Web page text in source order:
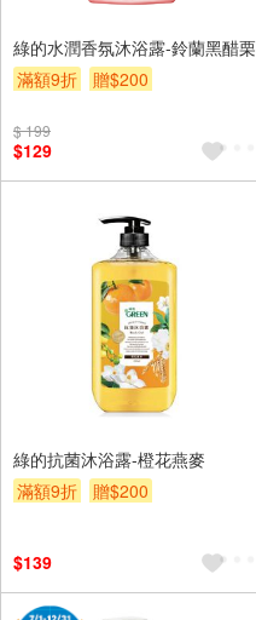
綠的水潤香氛沐浴露-鈴蘭黑醋栗
滿額9折
贈$200
$ 199
$129
綠的抗菌沐浴露-橙花燕麥
滿額9折
贈$200
$139